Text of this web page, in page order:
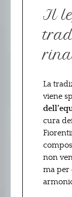
Il
La
viene
cura
non
ma per